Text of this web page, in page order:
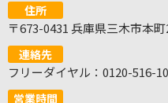
住所
〒673-0431 兵庫県三木市本
連絡先
フリーダイヤル：0120-516-
営業時間